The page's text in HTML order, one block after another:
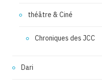
théâtre & Ciné
Chroniques des JCC
Dari